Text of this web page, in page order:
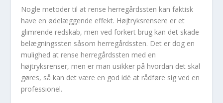
Nogle metoder til at rense herregårdssten kan faktisk
have en ødelæggende effekt. Højtryksrensere er et
glimrende redskab, men ved forkert brug kan det skade
belægningssten såsom herregårdssten. Det er dog en
mulighed at rense herregårdssten med en
højtryksrenser, men er man usikker på hvordan det skal
gøres, så kan det være en god idé at rådføre sig ved en
professionel.